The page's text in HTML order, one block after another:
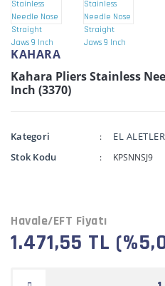
KAHARA
Kahara Pliers Stainless
Inch (3370)
Kategori
EL
Stok Kodu
KPSNNSJ9
Havale/EFT Fiyatı
1.471,55 TL